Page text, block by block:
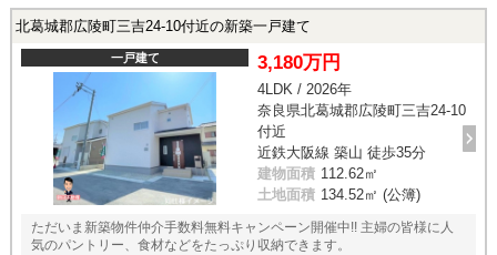
北葛城郡広陵町三吉24-10付近の新築一戸建て
一戸建て 3,180万円
4LDK / 2026年
奈良県北葛城郡広陵町三吉24-10
付近
近鉄大阪線 築山 徒歩35分
建物面積 112.62㎡
土地面積 134.52㎡ (公簿)
ただいま新築物件仲介手数料無料キャンペーン開催中!! 主婦の皆様に人
気のパントリー、食材などをたっぷり収納できます。